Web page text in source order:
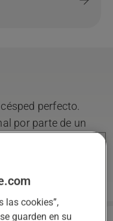
perfecto.
por parte de un
de ojos.
las cookies”,
guarden en su